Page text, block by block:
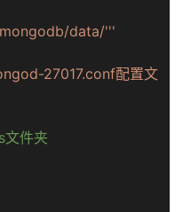
data/'''
27017.conf配置文
文件夹